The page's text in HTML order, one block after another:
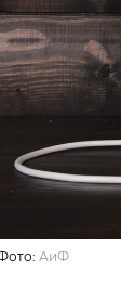
АиФ